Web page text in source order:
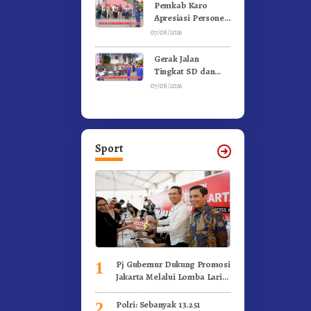
Foto Dan
Videokan!
Pemkab Karo
Apresiasi Personel
Satpol PP, Linmas,
Kebakaran
07/08/2026
Gerak Jalan
Tingkat SD dan
SMP Untuk
Sekda Karo
07/08/2026
Sport
1
Pj Gubernur Dukung Promosi
Jakarta Melalui Lomba Lari
Polri: Sebanyak 13.251